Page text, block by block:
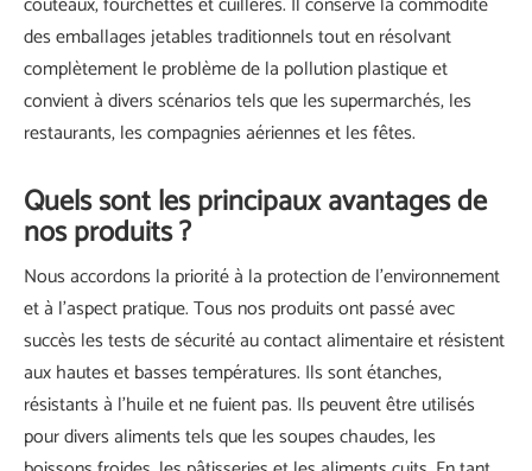
des emballages jetables traditionnels tout en résolvant
complètement le problème de la pollution plastique et
convient à divers scénarios tels que les supermarchés, les
restaurants, les compagnies aériennes et les fêtes.
Quels sont les principaux avantages de
nos produits ?
Nous accordons la priorité à la protection de l’environnement
et à l’aspect pratique. Tous nos produits ont passé avec
succès les tests de sécurité au contact alimentaire et résistent
aux hautes et basses températures. Ils sont étanches,
résistants à l’huile et ne fuient pas. Ils peuvent être utilisés
pour divers aliments tels que les soupes chaudes, les